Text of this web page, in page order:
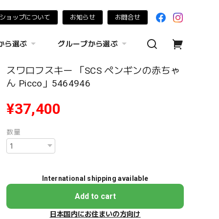
ョップについて お知らせ お問合せ
ら選ぶ グループから選ぶ
スワロフスキー 「SCS ペンギンの赤ちゃ
ん Picco」5464946
¥37,400
数量
International shipping available
Add to cart
日本国内にお住まいの方向け